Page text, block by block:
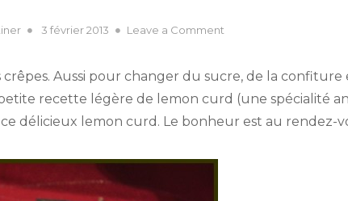
Posted
3 février 2013 Leave a Comment
léger
(sans
beurre)
Aussi pour changer du sucre, de la
recette légère de lemon curd (une spécialité
délicieux lemon curd. Le bonheur est au rendez-